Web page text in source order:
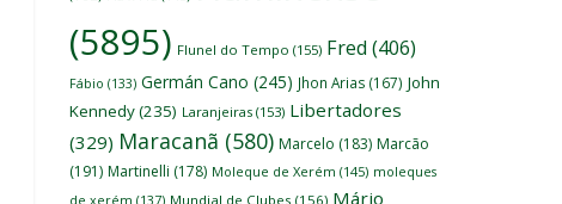
(5895) Flunel do Tempo (155) Fred (406)
Fábio (133) Germán Cano (245) Jhon Arias (167) John
Kennedy(235) Laranjeiras (153) Libertadores
(329) Maracanã (580) Marcelo (183) Marcão
(191) Martinelli (178) Moleque de Xerém (145) moleques
de xerém (137) Mundial de Clubes (156) Mário